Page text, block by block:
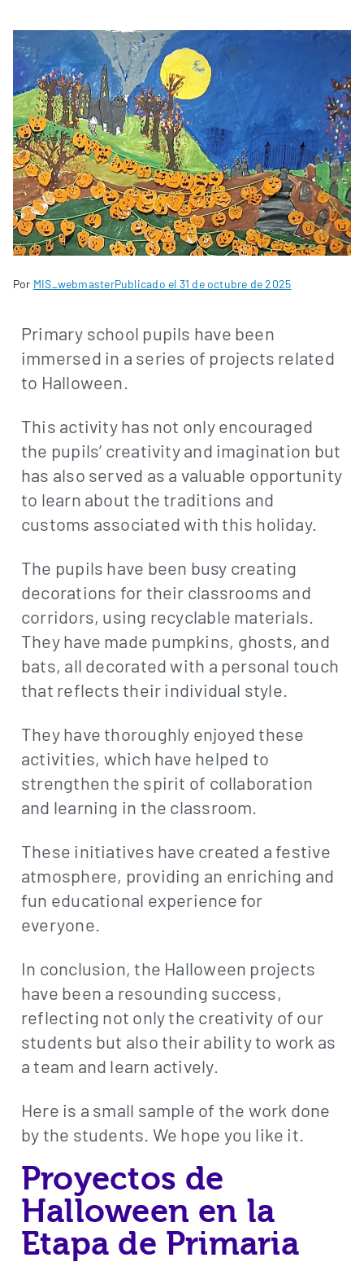
Por MIS_webmasterPublicado el 31 de octubre de 2025
Primary school pupils have been
immersed in a series of projects related
to Halloween.
This activity has not only encouraged
the pupils’ creativity and imagination but
has also served as a valuable opportunity
to learn about the traditions and
customs associated with this holiday.
The pupils have been busy creating
decorations for their classrooms and
corridors, using recyclable materials.
They have made pumpkins, ghosts, and
bats, all decorated with a personal touch
that reflects their individual style.
They have thoroughly enjoyed these
activities, which have helped to
strengthen the spirit of collaboration
and learning in the classroom.
These initiatives have created a festive
atmosphere, providing an enriching and
fun educational experience for
everyone.
In conclusion, the Halloween projects
have been a resounding success,
reflecting not only the creativity of our
students but also their ability to work as
a team and learn actively.
Here is a small sample of the work done
by the students. We hope you like it.
Proyectos de
Halloween en la
Etapa de Primaria